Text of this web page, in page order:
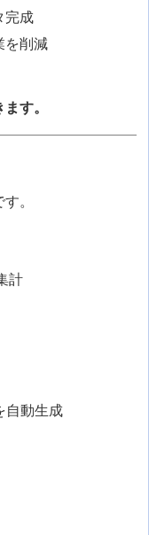
完成
を削減
す。
。
計
自動生成